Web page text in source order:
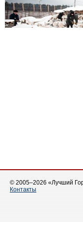
© 2005–2026 «Лучший
Контакты